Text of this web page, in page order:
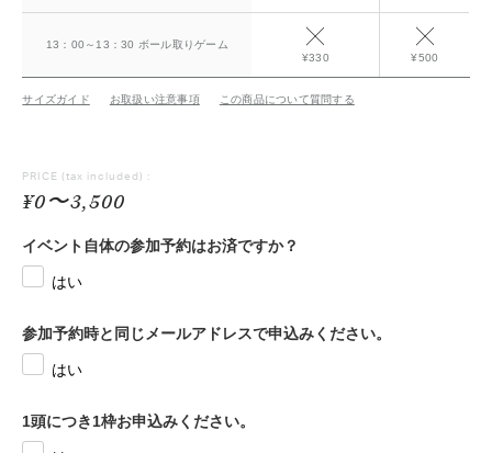
13：00～13：30 ボール取りゲーム
¥330
¥500
サイズガイド お取扱い注意事項 この商品について質問する
PRICE (tax included) :
¥0〜3,500
イベント自体の参加予約はお済ですか？
はい
参加予約時と同じメールアドレスで申込みください。
はい
1頭につき1枠お申込みください。